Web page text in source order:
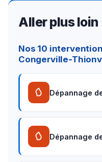
Aller plus loin
Nos 10
Congerville-
Dépannage
Dépannage